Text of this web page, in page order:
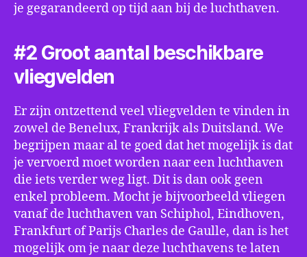
je gegarandeerd op tijd aan bij de luchthaven.
#2 Groot aantal beschikbare
vliegvelden
Er zijn ontzettend veel vliegvelden te vinden in
zowel de Benelux, Frankrijk als Duitsland. We
begrijpen maar al te goed dat het mogelijk is dat
je vervoerd moet worden naar een luchthaven
die iets verder weg ligt. Dit is dan ook geen
enkel probleem. Mocht je bijvoorbeeld vliegen
vanaf de luchthaven van Schiphol, Eindhoven,
Frankfurt of Parijs Charles de Gaulle, dan is het
mogelijk om je naar deze luchthavens te laten